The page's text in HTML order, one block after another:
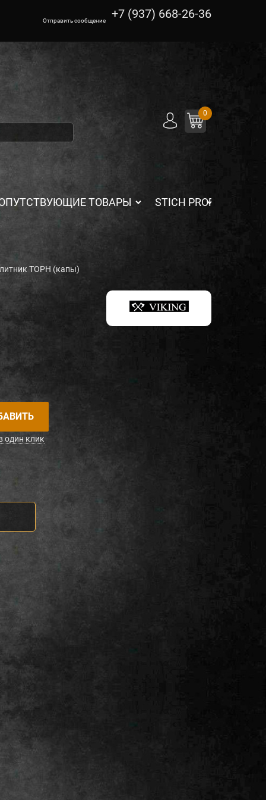
Отправить сообщение +7 (937) 668-26-36
0
ТОВАРЫ STICH PROFI
ТОРН (капы)
один клик